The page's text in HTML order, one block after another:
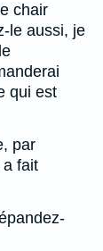
chair
le aussi, je
qui est
par
a fait